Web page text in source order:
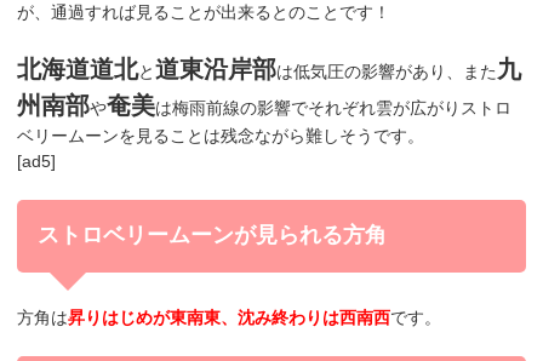
が、通過すれば見ることが出来るとのことです！
北海道道北と道東沿岸部は低気圧の影響があり、また 九
州南部や奄美は梅雨前線の影響でそれぞれ雲が広がりストロ
ベリームーンを見ることは残念ながら難しそうです。
[ad5]
ストロベリームーンが見られる方角
方角は昇りはじめが東南東、沈み終わりは西南西です。